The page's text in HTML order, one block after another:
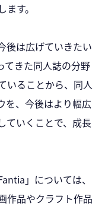
す。
後は広げていきたい
てきた同人誌の分野
いることから、同人
を、今後はより幅広
ていくことで、成長
」については、
作品やクラフト作品